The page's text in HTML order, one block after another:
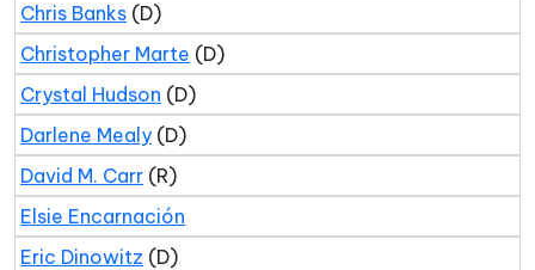
Chris Banks (D)
Christopher Marte (D)
Crystal Hudson (D)
Darlene Mealy (D)
David M. Carr (R)
Elsie Encarnación
Eric Dinowitz (D)